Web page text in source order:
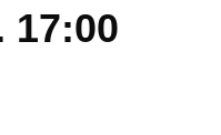
17:00